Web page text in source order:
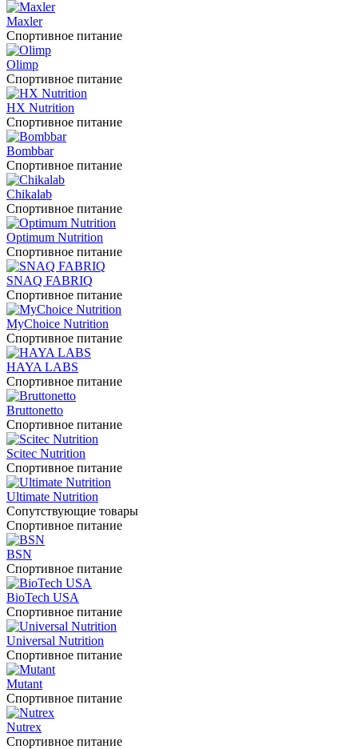
Maxler
Спортивное питание
Olimp
Спортивное питание
HX Nutrition
Спортивное питание
Bombbar
Спортивное питание
Chikalab
Спортивное питание
Optimum Nutrition
Спортивное питание
SNAQ FABRIQ
Спортивное питание
MyChoice Nutrition
Спортивное питание
HAYA LABS
Спортивное питание
Bruttonetto
Спортивное питание
Scitec Nutrition
Спортивное питание
Ultimate Nutrition
Сопутствующие товары
Спортивное питание
BSN
Спортивное питание
BioTech USA
Спортивное питание
Universal Nutrition
Спортивное питание
Mutant
Спортивное питание
Nutrex
Спортивное питание